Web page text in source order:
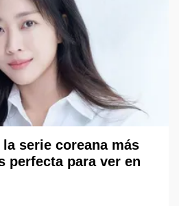
serie coreana más
perfecta para ver en